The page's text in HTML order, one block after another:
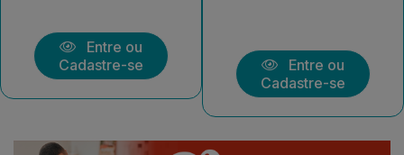
Entre ou
Cadastre-se
Entre ou
Cadastre-se